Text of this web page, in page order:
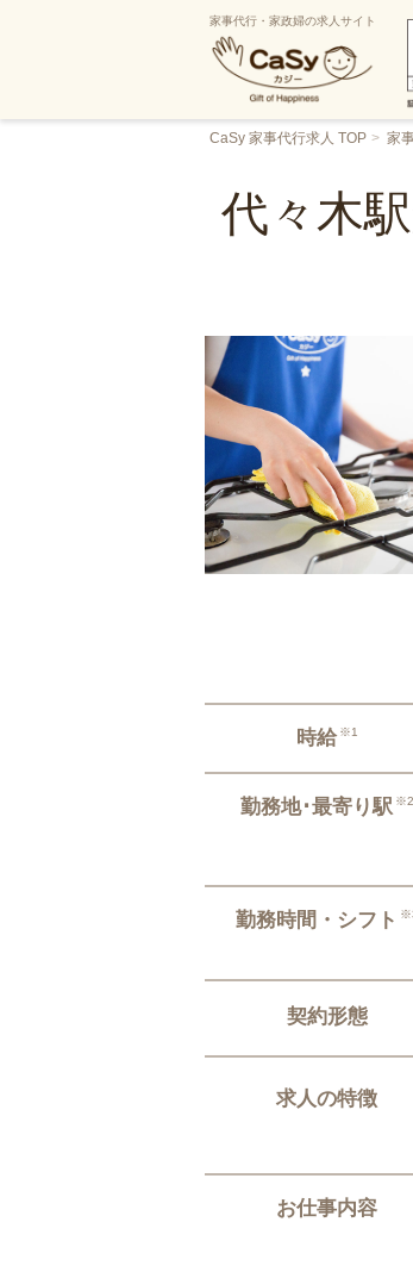
家事代行・家政婦の求人サイト
CaSy 家事代行求人 TOP 家
代々木
時給 ※1
勤務地･最寄り駅 ※2
勤務時間・シフト
契約形態
求人の特徴
お仕事内容